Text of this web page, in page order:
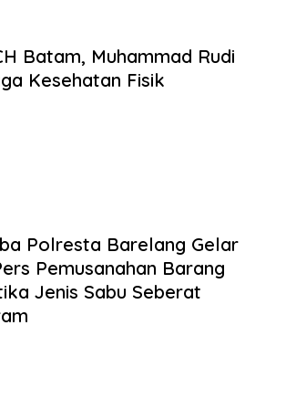
Batam, Muhammad Rudi
Kesehatan Fisik
Polresta Barelang Gelar
Pemusanahan Barang
Jenis Sabu Seberat